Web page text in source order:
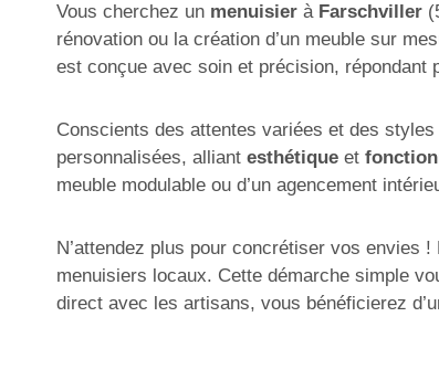
Vous cherchez un menuisier à Farschviller
rénovation ou la création d’un meuble sur
est conçue avec soin et précision, répondant
Conscients des attentes variées et des
personnalisées, alliant esthétique et
meuble modulable ou d’un agencement
N’attendez plus pour concrétiser vos envies
menuisiers locaux. Cette démarche simple
direct avec les artisans, vous bénéficierez